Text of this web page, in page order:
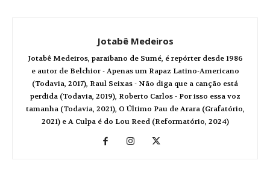
Jotabê Medeiros
Jotabê Medeiros, paraibano de Sumé, é repórter desde 1986
e autor de Belchior - Apenas um Rapaz Latino-Americano
(Todavia, 2017), Raul Seixas - Não diga que a canção está
perdida (Todavia, 2019), Roberto Carlos - Por isso essa voz
tamanha (Todavia, 2021), O Último Pau de Arara (Grafatório,
2021) e A Culpa é do Lou Reed (Reformatório, 2024)